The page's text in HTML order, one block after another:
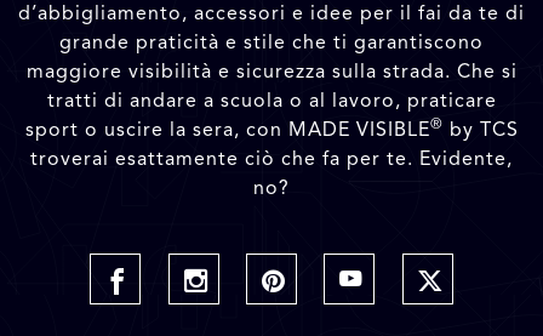
d’abbigliamento, accessori e idee per il fai da te di
grande praticità e stile che ti garantiscono
maggiore visibilità e sicurezza sulla strada. Che si
tratti di andare a scuola o al lavoro, praticare
sport o uscire la sera, con MADE VISIBLE® by TCS
troverai esattamente ciò che fa per te. Evidente,
no?